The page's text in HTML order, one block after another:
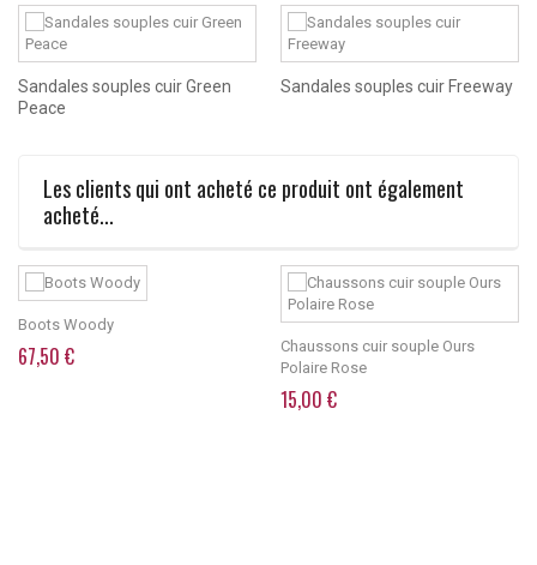
Sandales souples cuir Green
Peace
Sandales souples cuir Freeway
Les clients qui ont acheté ce produit ont également
acheté...
Boots Woody
67,50 €
Chaussons cuir souple Ours
Polaire Rose
15,00 €